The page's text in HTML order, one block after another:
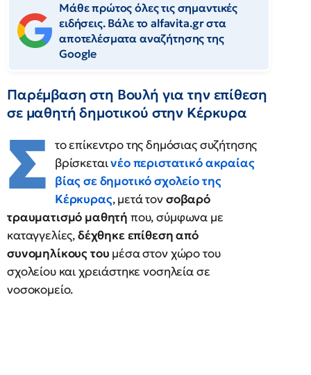
Μάθε πρώτος όλες τις σημαντικές
ειδήσεις. Βάλε το alfavita.gr στα
αποτελέσματα αναζήτησης της
Google
Παρέμβαση στη Βουλή για την επίθεση
σε μαθητή δημοτικού στην Κέρκυρα
Σ το επίκεντρο της δημόσιας συζήτησης
βρίσκεταινέο περιστατικό ακραίας
βίας σε δημοτικό σχολείοτης
Κέρκυρας, μετά τονσοβαρό
τραυματισμό μαθητή που, σύμφωνα με
καταγγελίες,δέχθηκε επίθεση από
συνομηλίκους του μέσα στον χώρο του
σχολείου και χρειάστηκε νοσηλεία σε
νοσοκομείο.